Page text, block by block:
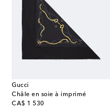
Gucci
Châle en soie à imprimé
CA$ 1 530
original price